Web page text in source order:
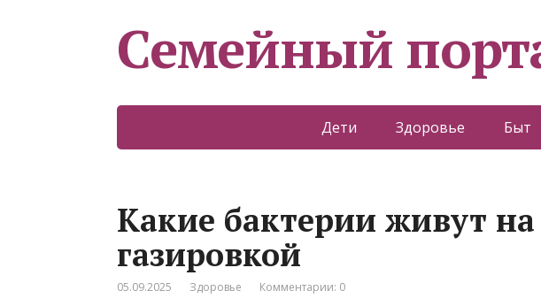
Семейный
Дети Здоровье Быт
Какие бактерии живут на
газировкой
05.09.2025 Здоровье Комментарии: 0